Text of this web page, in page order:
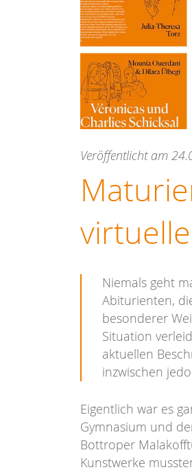
Veröffentlicht am
Niemals geht
Abiturienten,
besonderer
Situation
aktuellen
inzwischen
Eigentlich war es
Gymnasium und
Bottroper
Kunstwerke